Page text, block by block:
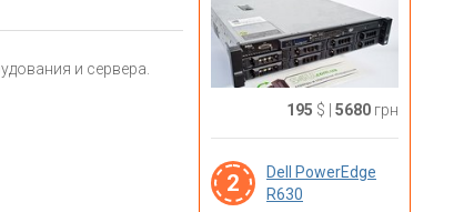
и сервера.
195 $ | 5680грн
2
Dell PowerEdge
R630